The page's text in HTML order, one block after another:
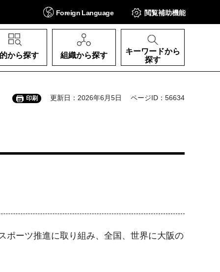
Foreign Language 閲覧補助機能
から探す 組織から探す
キーワードから
探す
印刷 更新日：2026年6月5日 ページID：56634
ポーツ推進に取り組み、全国、世界に大阪の